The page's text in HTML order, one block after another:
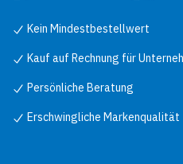
Kein Mindestbestellwert
Kauf auf Rechnung für
Persönliche Beratung
Erschwingliche Markenqualität